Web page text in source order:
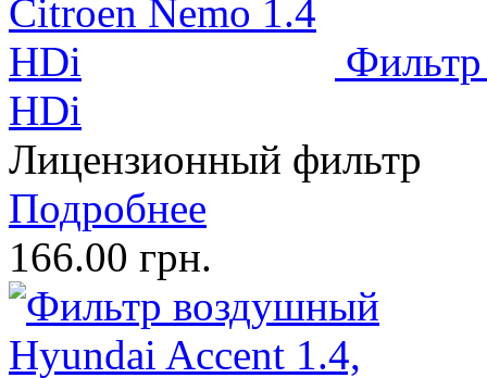
HDi
Лицензионный фильтр
Подробнее
166.00 грн.